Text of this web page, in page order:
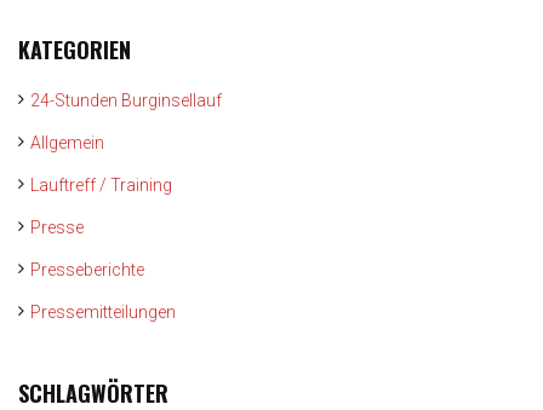
KATEGORIEN
24-Stunden Burginsellauf
Allgemein
Lauftreff / Training
Presse
Presseberichte
Pressemitteilungen
SCHLAGWÖRTER